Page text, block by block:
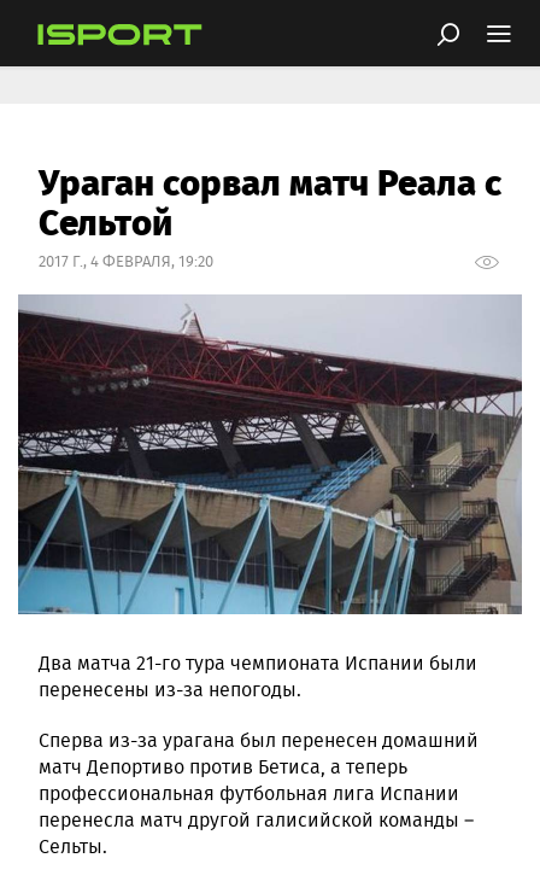
Ураган сорвал матч Реала с
Сельтой
2017 Г., 4 ФЕВРАЛЯ, 19:20
Два матча 21-го тура чемпионата Испании были
перенесены из-за непогоды.
Сперва из-за урагана был перенесен домашний
матч Депортиво против Бетиса, а теперь
профессиональная футбольная лига Испании
перенесла матч другой галисийской команды –
Сельты.